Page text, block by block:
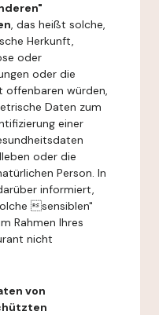
, das heißt solche,
Herkunft,
oder
oder die
offenbaren würden,
Daten zum
einer
oder die
Person. In
informiert,
sensiblen"
Rahmen Ihres
nicht
von